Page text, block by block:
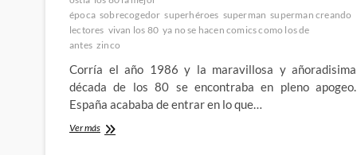
época sobrecogedor superhéroes superman superman creando
lectores vivan los 80 ya no se hacen comics como los de
antes zinco
Corría el año 1986 y la maravillosa y añoradisima
década de los 80 se encontraba en pleno apogeo.
España acababa de entrar en lo que…
Ver másRecordando